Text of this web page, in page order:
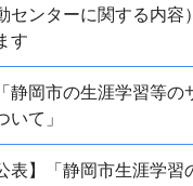
センターに関する内容
す
静岡市の生涯学習等の
いて」
表】「静岡市生涯学習